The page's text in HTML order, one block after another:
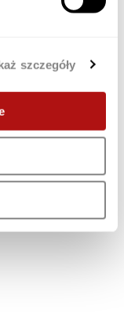
szczegóły
nell'inverno